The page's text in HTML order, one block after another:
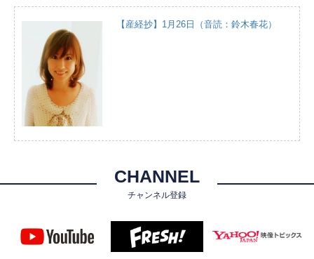
【産経抄】1月26日（音読：鈴木春花）
CHANNEL
チャンネル登録